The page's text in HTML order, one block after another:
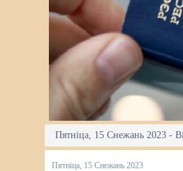
Пятніца, 15 Снежань 2023 -
Пятніца, 15 Снежань 2023